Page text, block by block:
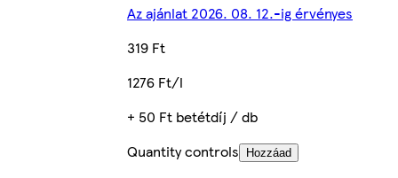
Az ajánlat 2026. 08. 12.-ig érvényes
319 Ft
1276 Ft/l
+ 50 Ft betétdíj / db
Quantity controls
Hozzáad